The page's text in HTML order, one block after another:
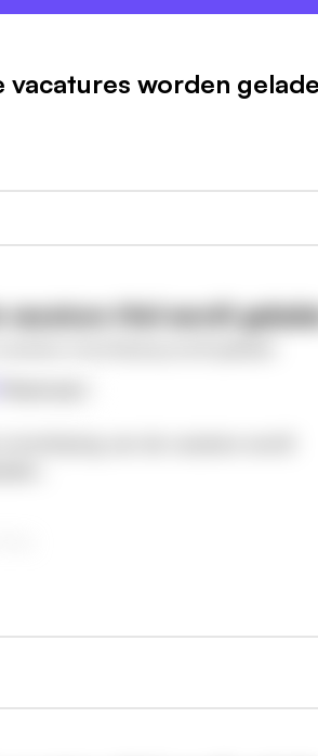
vacatures worden
vacature titel wordt